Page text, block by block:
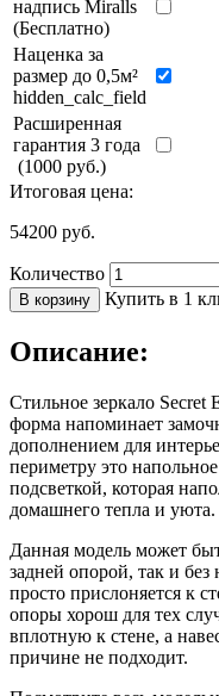
надпись Miralls
(Бесплатно)
Наценка за
размер до 0,5м²
hidden_calc_field
Расширенная
гарантия 3 года
(1000 руб.)
Итоговая цена:
54200 руб.
Количество
В корзину Купить в 1
Описание:
Стильное зеркало
форма напоминает
дополнением для
периметру это
подсветкой, которая
домашнего тепла и уюта.
Данная модель может
задней опорой, так и без
просто прислоняется к
опоры хорош для тех
вплотную к стене, а
причине не подходит.